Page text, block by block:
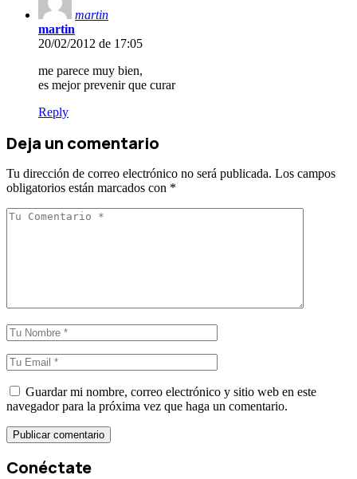
martin
martin
20/02/2012 de 17:05
me parece muy bien,
es mejor prevenir que curar
Reply
Deja un comentario
Tu dirección de correo electrónico no será publicada. Los campos
obligatorios están marcados con *
Guardar mi nombre, correo electrónico y sitio web en este
navegador para la próxima vez que haga un comentario.
Conéctate